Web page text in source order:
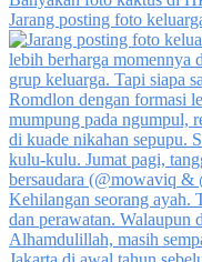
Jarang posting foto